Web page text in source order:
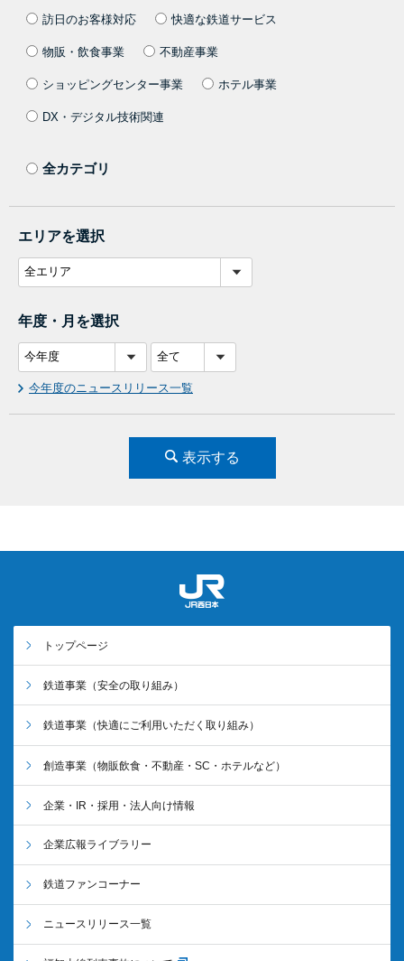
訪日のお客様対応 快適な鉄道サービス
物販・飲食事業 不動産事業
ショッピングセンター事業 ホテル事業
DX・デジタル技術関連
全カテゴリ
エリアを選択
年度・月を選択
今年度のニュースリリース一覧
表示する
トップページ
鉄道事業 （安全の取り組み）
鉄道事業 （快適にご利用いただく取り組み）
創造事業 （物販飲食・不動産・SC・ホテルなど）
企業・IR・採用・法人向け情報
企業広報ライブラリー
鉄道ファンコーナー
ニュースリリース一覧